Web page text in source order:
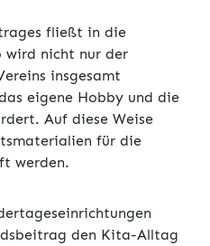
fließt in die
wird nicht nur der
insgesamt
eigene Hobby und die
Auf diese Weise
für die
werden.
den Kita-Alltag